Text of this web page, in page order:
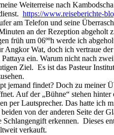
Weiterreise nach
https://www.reiseberichte-
Telefon und seine
an der Rezeption abgeholt
früh um 06ººh werde ich
Angkor Wat, doch ich vertraue
ein. Warum nicht nach
Ziel. Es ist das Pasteur
findet? Doch zu meiner
Auf der „Bühne“ stehen
Lautsprecher. Das hatte ich
von der anderen Seite der
erkennen. Dieses
verkauft.